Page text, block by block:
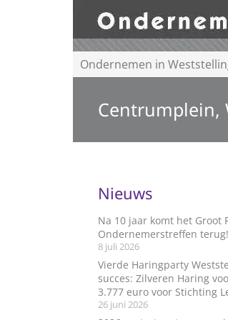
Ondernemen in
Centrumplein,
Nieuws
Na 10 jaar komt het Groot
Ondernemerstreffen terug!
8 juli 2026
Vierde Haringparty
succes: Zilveren Haring
3.777 euro voor Stichting
26 juni 2026